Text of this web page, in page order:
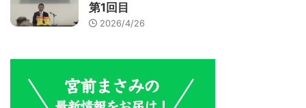
第1回目
2026/4/26